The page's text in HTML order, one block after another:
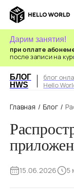
при оплате
после записи на
Дарим занятия!
БЛОГ
HWS
блог
Hello
Главная / Блог /
15.06.2026 5